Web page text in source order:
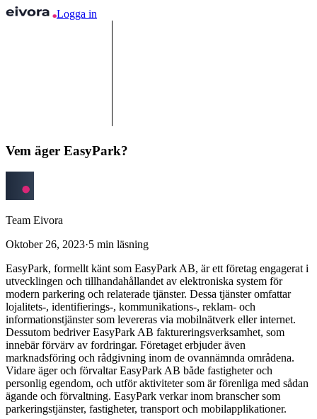
Logga in
Vem äger EasyPark?
Team Eivora
Oktober 26, 2023·5 min läsning
EasyPark, formellt känt som EasyPark AB, är ett företag engagerat i
utvecklingen och tillhandahållandet av elektroniska system för
modern parkering och relaterade tjänster. Dessa tjänster omfattar
lojalitets-, identifierings-, kommunikations-, reklam- och
informationstjänster som levereras via mobilnätverk eller internet.
Dessutom bedriver EasyPark AB faktureringsverksamhet, som
innebär förvärv av fordringar. Företaget erbjuder även
marknadsföring och rådgivning inom de ovannämnda områdena.
Vidare äger och förvaltar EasyPark AB både fastigheter och
personlig egendom, och utför aktiviteter som är förenliga med sådan
ägande och förvaltning. EasyPark verkar inom branscher som
parkeringstjänster, fastigheter, transport och mobilapplikationer.